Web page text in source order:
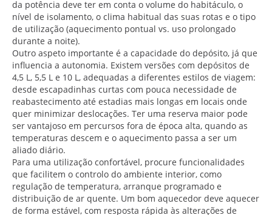
da potência deve ter em conta o volume do habitáculo, o
nível de isolamento, o clima habitual das suas rotas e o tipo
de utilização (aquecimento pontual vs. uso prolongado
durante a noite).
Outro aspeto importante é a capacidade do depósito, já que
influencia a autonomia. Existem versões com depósitos de
4,5 L, 5,5 L e 10 L, adequadas a diferentes estilos de viagem:
desde escapadinhas curtas com pouca necessidade de
reabastecimento até estadias mais longas em locais onde
quer minimizar deslocações. Ter uma reserva maior pode
ser vantajoso em percursos fora de época alta, quando as
temperaturas descem e o aquecimento passa a ser um
aliado diário.
Para uma utilização confortável, procure funcionalidades
que facilitem o controlo do ambiente interior, como
regulação de temperatura, arranque programado e
distribuição de ar quente. Um bom aquecedor deve aquecer
de forma estável, com resposta rápida às alterações de